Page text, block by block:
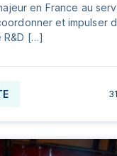
en France au
et impulser
R&D […]